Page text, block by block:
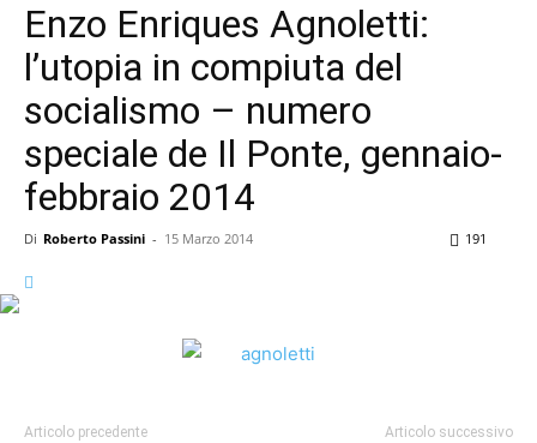
Enzo Enriques Agnoletti:
l’utopia in compiuta del
socialismo – numero
speciale de Il Ponte, gennaio-
febbraio 2014
Di Roberto Passini - 15 Marzo 2014 191
Articolo precedente Articolo successivo